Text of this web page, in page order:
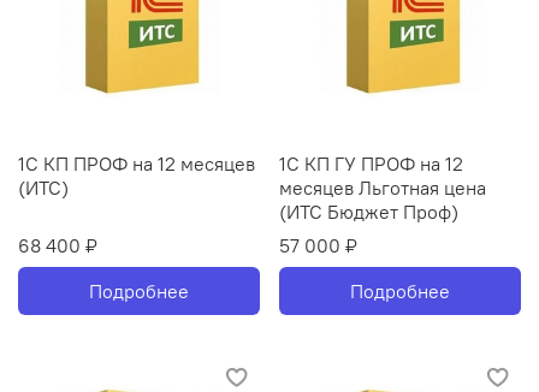
1С КП ПРОФ на 12 месяцев
(ИТС)
68 400 ₽
Подробнее
1С КП ГУ ПРОФ на 12
месяцев Льготная цена
(ИТС Бюджет Проф)
57 000 ₽
Подробнее